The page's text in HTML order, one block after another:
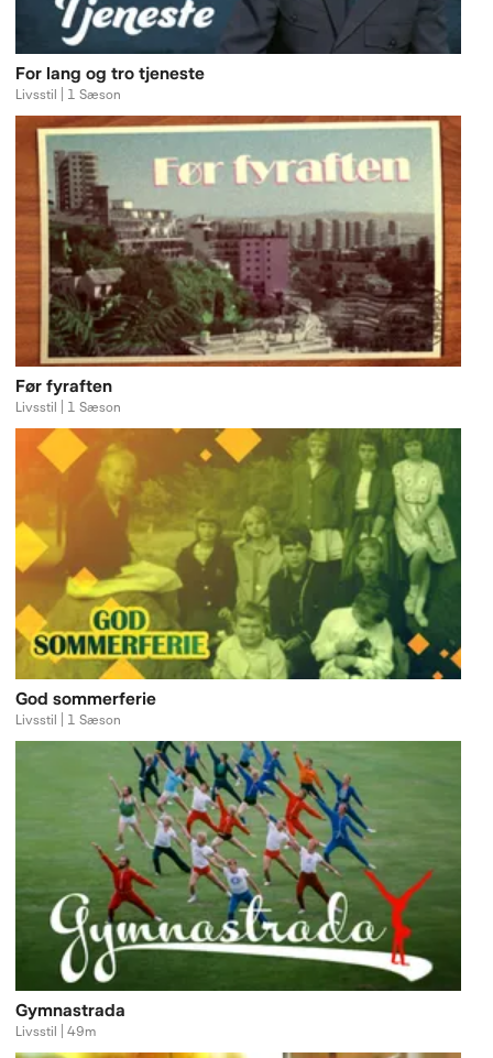
For lang og tro tjeneste
Livsstil | 1 Sæson
Før fyraften
Livsstil | 1 Sæson
God sommerferie
Livsstil | 1 Sæson
Gymnastrada
Livsstil | 49m